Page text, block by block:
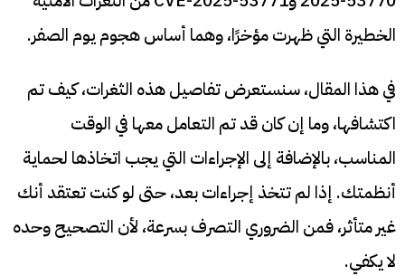
الخطيرة التي ظهرت مؤخرًا، وهما أساس هجوم يوم الصفر.
في هذا المقال، سنستعرض تفاصيل هذه الثغرات، كيف تم
اكتشافها، وما إن كان قد تم التعامل معها في الوقت
المناسب، بالإضافة إلى الإجراءات التي يجب اتخاذها لحماية
أنظمتك. إذا لم تتخذ إجراءات بعد، حتى لو كنت تعتقد أنك
غير متأثر، فمن الضروري التصرف بسرعة، لأن التصحيح وحده
لا يكفي.